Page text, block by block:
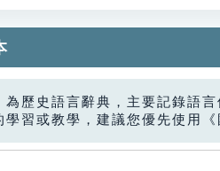
為歷史語言辭典，主要記錄語
習或教學，建議您優先使用